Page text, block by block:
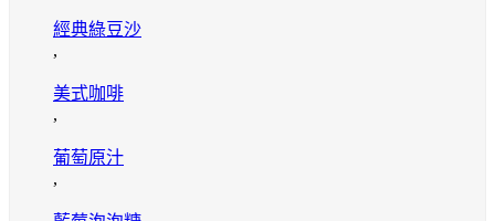
經典綠豆沙
,
美式咖啡
,
葡萄原汁
,